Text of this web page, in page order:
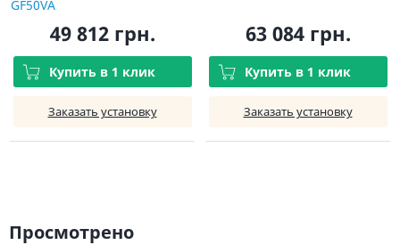
GF50VA
49 812 грн.
Купить в 1 клик
Заказать установку
63 084 грн.
Купить в 1 клик
Заказать установку
Просмотрено